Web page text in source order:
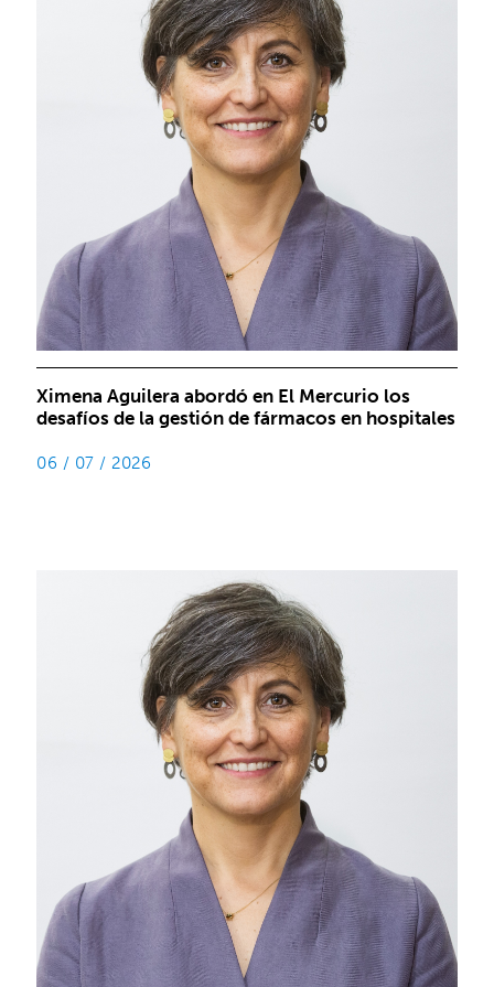
Ximena Aguilera abordó en El Mercurio los
desafíos de la gestión de fármacos en hospitales
06 / 07 / 2026